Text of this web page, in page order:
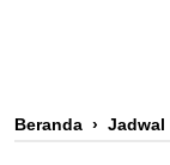
Beranda › Jadwal